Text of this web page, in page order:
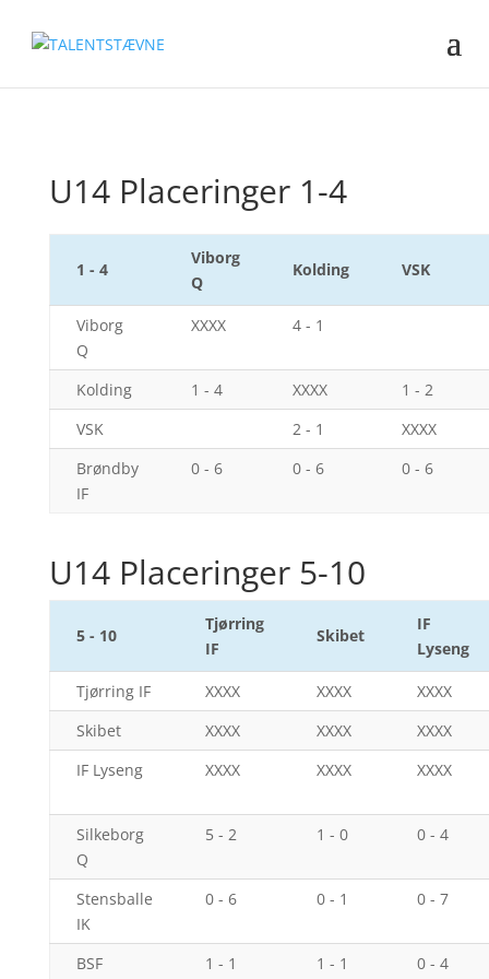
U14 Placeringer 1-4
1 - 4
Viborg
Q
Kolding VSK
Viborg
Q
XXXX 4 - 1
Kolding 1 - 4 XXXX 1 - 2
VSK
2 - 1 XXXX
Brøndby
IF
0 - 6 0 - 6 0 - 6
U14 Placeringer 5-10
5 - 10
Tjørring
IF
Skibet
IF
Lyseng
Tjørring IF XXXX XXXX
XXXX
Skibet
XXXX XXXX
XXXX
IF Lyseng
XXXX XXXX XXXX
Silkeborg
Q
5 - 2 1 - 0 0 - 4
Stensballe
IK
0 - 6 0 - 1 0 - 7
BSF 1 - 1 1 - 1 0 - 4